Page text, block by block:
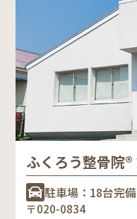
ふくろう整骨院
駐車場：18台完備
〒020-0834